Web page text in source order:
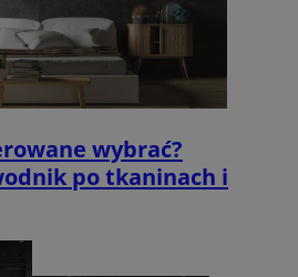
wybrać?
po tkaninach i